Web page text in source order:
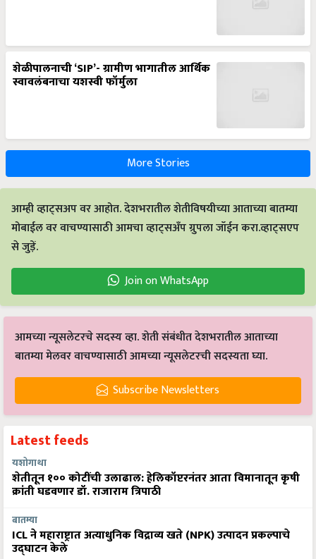
शेळीपालनाची ‘SIP’- ग्रामीण भागातील आर्थिक
स्वावलंबनाचा यशस्वी फॉर्मुला
More Stories
आम्ही व्हाट्सअप वर आहोत. देशभरातील शेतीविषयीच्या आताच्या बातम्या
मोबाईल वर वाचण्यासाठी आमचा व्हाट्सअँप ग्रुपला जॉईन करा.व्हाट्सएप
से जुड़ें.
Join on WhatsApp
आमच्या न्यूसलेटरचे सदस्य व्हा. शेती संबंधीत देशभरातील आताच्या
बातम्या मेलवर वाचण्यासाठी आमच्या न्यूसलेटरची सदस्यता घ्या.
Subscribe Newsletters
Latest feeds
यशोगाथा
शेतीतून १०० कोटींची उलाढाल: हेलिकॉप्टरनंतर आता विमानातून कृषी
क्रांती घडवणार डॉ. राजाराम त्रिपाठी
बातम्या
ICL ने महाराष्ट्रात अत्याधुनिक विद्राव्य खते (NPK) उत्पादन प्रकल्पाचे
उद्घाटन केले